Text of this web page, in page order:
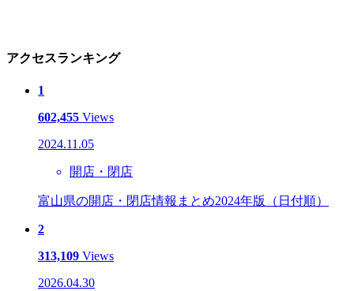
アクセスランキング
1
602,455 Views
2024.11.05
開店・閉店
富山県の開店・閉店情報まとめ2024年版（日付順）
2
313,109 Views
2026.04.30